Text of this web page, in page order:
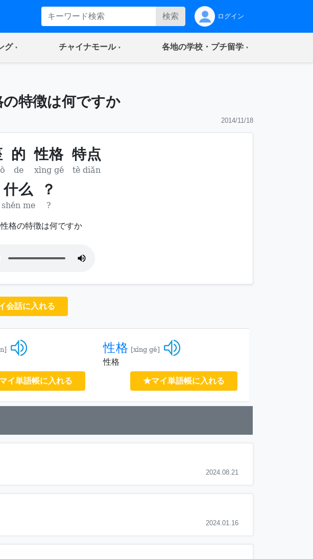
検索 ログイン
グ(current) チャイナモール(current) 各地の学校・プチ留学(current)
の特徴は何ですか
2014/11/18
的 性格 特点
de xìng gé tè diǎn
什么 ？
shén me ?
格の特徴は何ですか
会話に入れる
イ単語帳に入れる
性格 [xìng gé]
性格
★マイ単語帳に入れる
2024.08.21
2024.01.16